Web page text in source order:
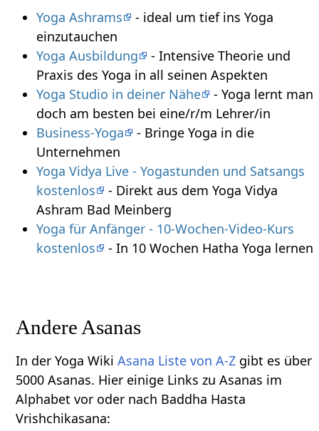
Yoga Ashrams
- ideal um tief ins Yoga
einzutauchen
Yoga Ausbildung
- Intensive Theorie und
Praxis des Yoga in all seinen Aspekten
Yoga Studio in deiner Nähe
- Yoga lernt man
doch am besten bei eine/r/m Lehrer/in
Business-Yoga
- Bringe Yoga in die
Unternehmen
Yoga Vidya Live - Yogastunden und Satsangs
kostenlos
- Direkt aus dem Yoga Vidya
Ashram Bad Meinberg
Yoga für Anfänger - 10-Wochen-Video-Kurs
kostenlos
- In 10 Wochen Hatha Yoga lernen
Andere Asanas
In der Yoga WikiAsana Liste von A-Z gibt es über
5000 Asanas. Hier einige Links zu Asanas im
Alphabet vor oder nach Baddha Hasta
Vrishchikasana: